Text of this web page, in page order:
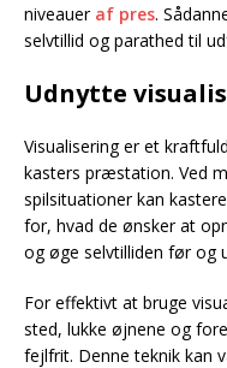
niveauer af pres.
selvtillid og parathed til
Udnytte
Visualisering er et
kasters præstation. Ved
spilsituationer kan
for, hvad de ønsker at
og øge selvtilliden før og
For effektivt at bruge
sted, lukke øjnene og
fejlfrit. Denne teknik kan